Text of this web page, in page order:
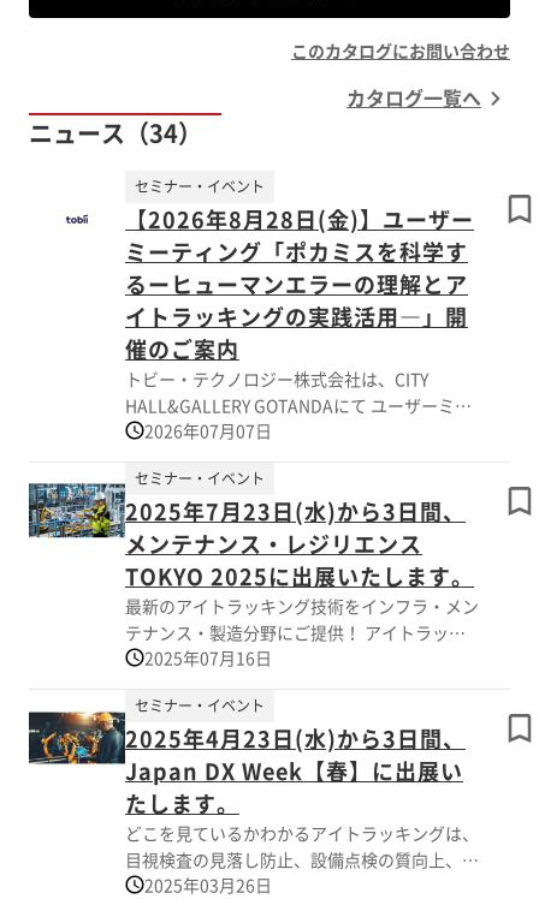
このカタログにお問い合わせ
カタログ一覧へ
ニュース（34）
【2026年8月28日(金)】ユーザー
ミーティング「ポカミスを科学す
るーヒューマンエラーの理解とア
イトラッキングの実践活用―」開
催のご案内
セミナー・イベント
トビー・テクノロジー株式会社は、CITY
HALL&GALLERY GOTANDAにて ユーザーミー
ティング「ポカミスを科学するーヒューマンエ
ラーの理解と アイトラッキングの実践活用
―」を開催いたします。 本ユーザーミーティ
ングでは、東京都立大学 人間健康科学研究科
の教授をお招きし、 人の注意や認知の特性と
いう観点から、ポカミスやヒューマンエラーが
発生する メカニズムについてご講演いただき
ます。 また後半では、アイトラッキングを活
用して人の注意をどのように可視化し、 教
育・訓練や業務改善、安全対策に活用できるの
かをご紹介いたします。 人の認知特性を理解
し、現場改善につなげるヒントを得る場とし
て、 ぜひ本ユーザーミーティングをご活用く
ださい。 皆様のご参加を心よりお待ちしてお
ります。
2026年07月07日
2025年7月23日(水)から3日間、
メンテナンス・レジリエンス
TOKYO 2025に出展いたします。
セミナー・イベント
最新のアイトラッキング技術をインフラ・メン
テナンス・製造分野にご提供！ アイトラッキ
ングは、熟練者の「カン・コツ」を見える化で
きます。 インフラ、メンテナンス、製造業な
どの現場教育でアイトラッキングを活用するこ
とで 「設備点検の不具合発見率向上」「作業
中の事故削減」「目視検査の見落し防止」「作
業のムダの削減」などに役立ちます。 会場に
て最新機種を体験できます。ぜひブースにお立
ち寄りください。
2025年07月16日
2025年4月23日(水)から3日間、
Japan DX Week【春】に出展い
たします。
セミナー・イベント
どこを見ているかわかるアイトラッキングは、
目視検査の見落し防止、設備点検の質向上、現
場の事故防止、属人化技術の技能伝承など幅広
2025年03月26日